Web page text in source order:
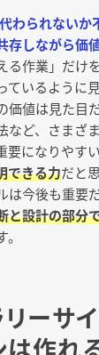
わられない
存しながら価
る作業」だけ
ているように
価値は見た目
など、さまざ
要になりやす
できる力だと
は今後も重要
と設計の部分
ーサ